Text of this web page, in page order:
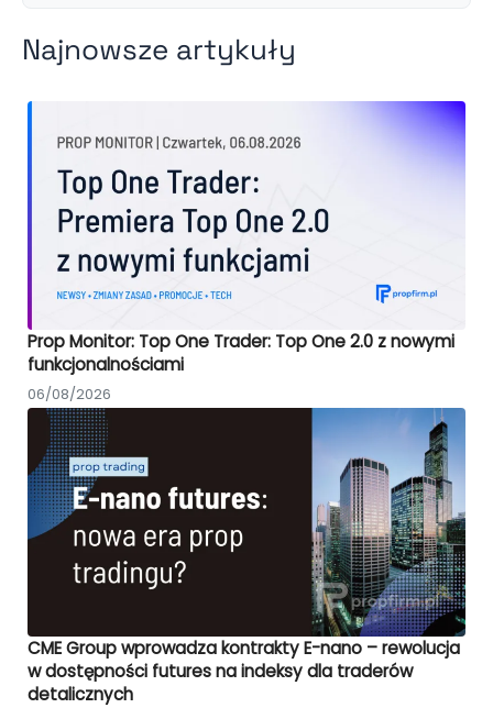
Najnowsze artykuły
Prop Monitor: Top One Trader: Top One 2.0 z nowymi
funkcjonalnościami
06/08/2026
CME Group wprowadza kontrakty E-nano – rewolucja
w dostępności futures na indeksy dla traderów
detalicznych